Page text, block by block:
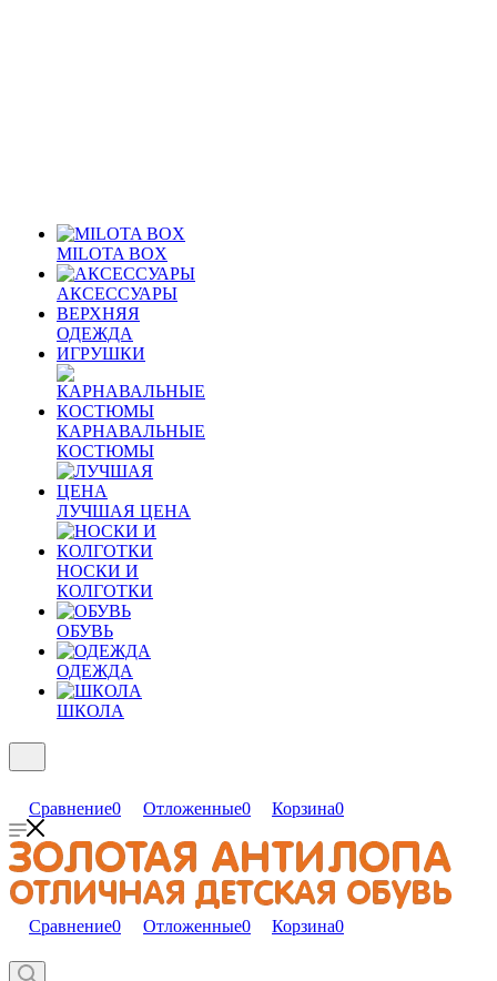
MILOTA BOX
АКСЕССУАРЫ
ВЕРХНЯЯ
ОДЕЖДА
ИГРУШКИ
КАРНАВАЛЬНЫЕ
КОСТЮМЫ
ЛУЧШАЯ ЦЕНА
НОСКИ И
КОЛГОТКИ
ОБУВЬ
ОДЕЖДА
ШКОЛА
Сравнение0 Отложенные0 Корзина0
Сравнение0 Отложенные0 Корзина0